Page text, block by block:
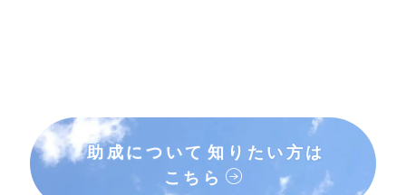
助成について 知りたい方は
こちら